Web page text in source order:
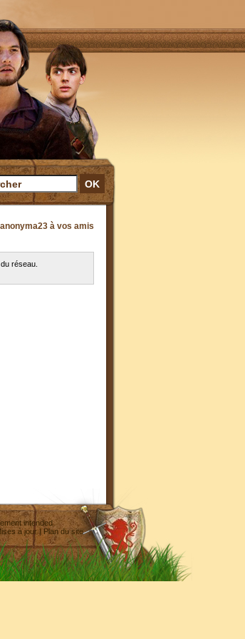
à vos amis
réseau.
intended
à jour| Plan du site